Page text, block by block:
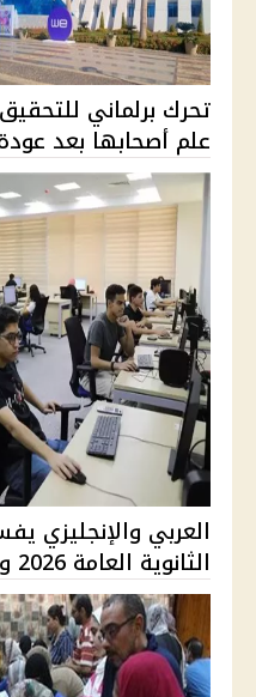
تحرك برلماني
علم أصحابها بعد
العربي والإنجليزي
الثانوية العامة 2026 وتأثيرهما ع...